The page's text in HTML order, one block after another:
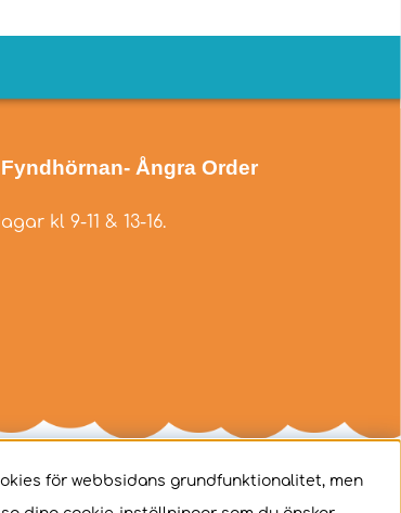
- Ångra Order
kl 9-11 & 13-16.
för webbsidans grundfunktionalitet, men